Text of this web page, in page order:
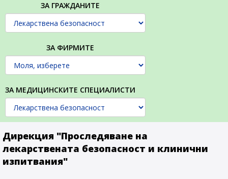
ЗА ГРАЖДАНИТЕ
ЗА ФИРМИТЕ
ЗА МЕДИЦИНСКИТЕ СПЕЦИАЛИСТИ
Дирекция "Проследяване на
лекарствената безопасност и клинични
изпитвания"